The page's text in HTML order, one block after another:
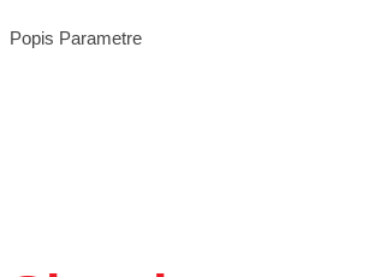
Popis Parametre